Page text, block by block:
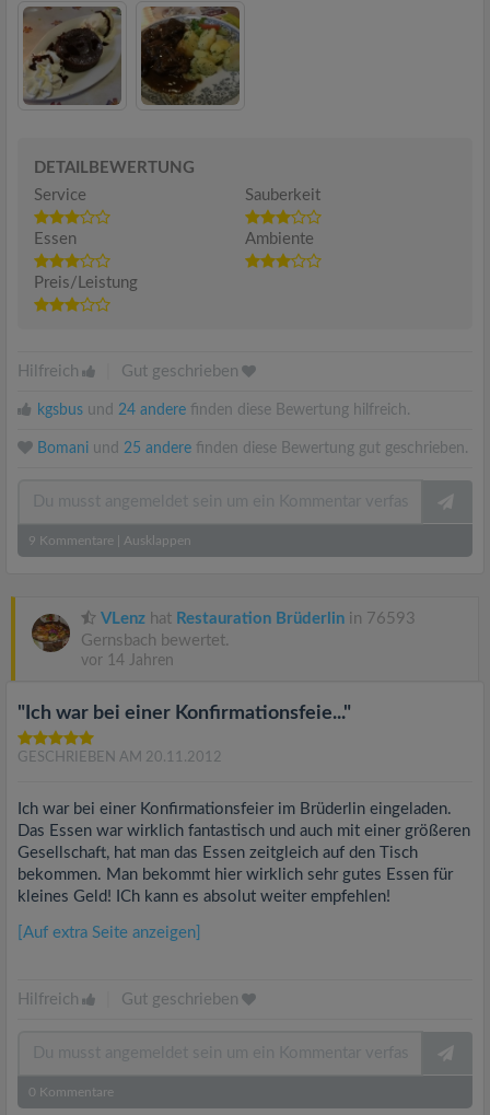
DETAILBEWERTUNG
Service
Sauberkeit
Essen Ambiente
Preis/Leistung
Hilfreich Gut geschrieben
kgsbus und 24 andere finden diese Bewertung hilfreich.
Bomani und 25 andere finden diese Bewertung gut geschrieben.
9 Kommentare Ausklappen
VLenz hat Restauration Brüderlin in 76593
Gernsbach bewertet.
vor 14 Jahren
"Ich war bei einer Konfirmationsfeie..."
GESCHRIEBEN AM 20.11.2012
Ich war bei einer Konfirmationsfeier im Brüderlin eingeladen.
Das Essen war wirklich fantastisch und auch mit einer größeren
Gesellschaft, hat man das Essen zeitgleich auf den Tisch
bekommen. Man bekommt hier wirklich sehr gutes Essen für
kleines Geld! ICh kann es absolut weiter empfehlen!
[Auf extra Seite anzeigen]
Hilfreich Gut geschrieben
0 Kommentare